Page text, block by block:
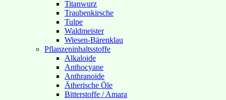
Titanwurz
Traubenkirsche
Tulpe
Waldmeister
Wiesen-Bärenklau
Pflanzeninhaltsstoffe
Alkaloide
Anthocyane
Anthranoide
Ätherische Öle
Bitterstoffe / Amara